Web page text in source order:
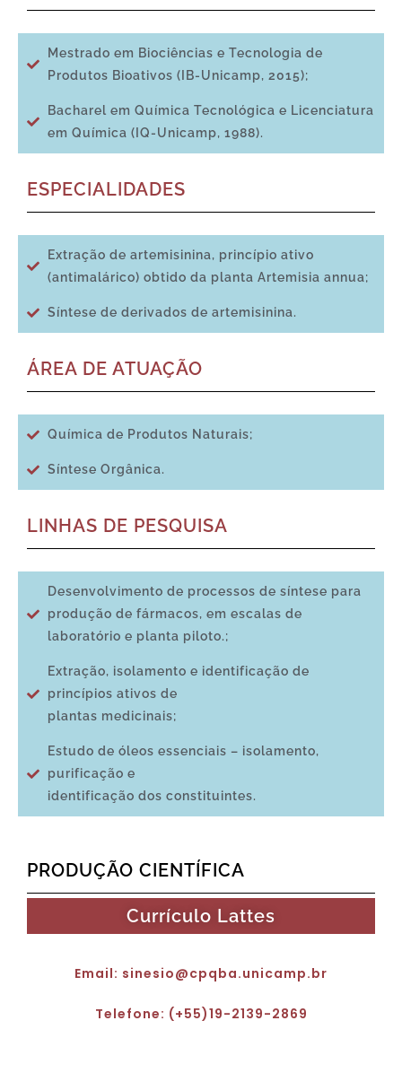
Mestrado em Biociências e Tecnologia de
Produtos Bioativos (IB-Unicamp, 2015);
Bacharel em Química Tecnológica e Licenciatura
em Química (IQ-Unicamp, 1988).
ESPECIALIDADES
Extração de artemisinina, princípio ativo
(antimalárico) obtido da planta Artemisia annua;
Síntese de derivados de artemisinina.
ÁREA DE ATUAÇÃO
Química de Produtos Naturais;
Síntese Orgânica.
LINHAS DE PESQUISA
Desenvolvimento de processos de síntese para
produção de fármacos, em escalas de
laboratório e planta piloto.;
Extração, isolamento e identificação de
princípios ativos de
plantas medicinais;
Estudo de óleos essenciais – isolamento,
purificação e
identificação dos constituintes.
PRODUÇÃO CIENTÍFICA
Currículo Lattes
Email: sinesio@cpqba.unicamp.br
Telefone: (+55)19-2139-2869